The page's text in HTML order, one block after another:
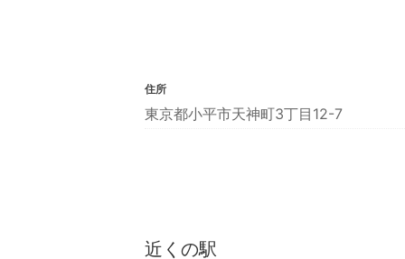
住所
東京都小平市天神町3丁目12-7
近くの駅